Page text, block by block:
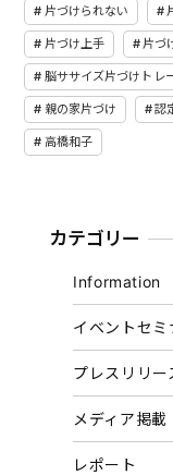
片づけられない
片づけ上手 片づ
脳ササイズ片づけトレ
親の家片づけ 認
高橋和子
カテゴリー
Information
イベントセミ
プレスリリー
メディア掲載
レポート